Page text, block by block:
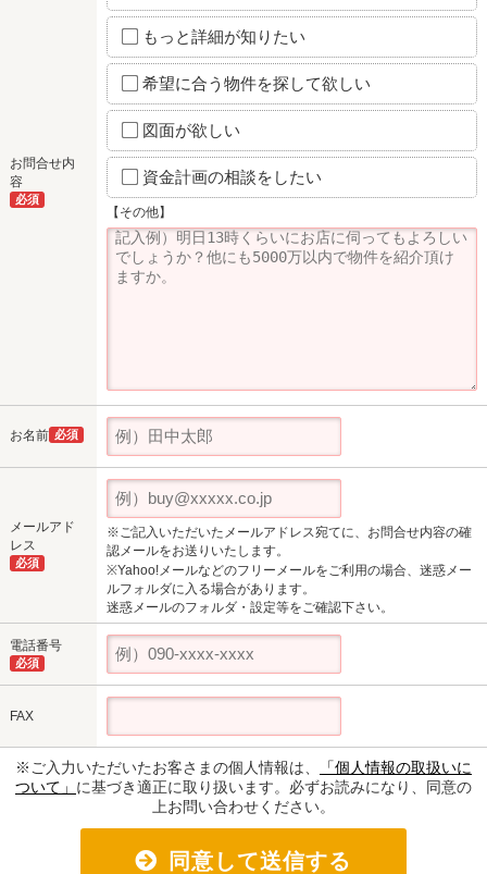
お問合せ内
容
必須
もっと詳細が知りたい
希望に合う物件を探して欲しい
図面が欲しい
資金計画の相談をしたい
【その他】
お名前 必須
メールアド
レス
必須
※ご記入いただいたメールアドレス宛てに、お問合せ内容の確
認メールをお送りいたします。
※Yahoo!メールなどのフリーメールをご利用の場合、迷惑メー
ルフォルダに入る場合があります。
迷惑メールのフォルダ・設定等をご確認下さい。
電話番号
必須
FAX
※ご入力いただいたお客さまの個人情報は、
「個人情報の取扱いに
ついて」 に基づき適正に取り扱います。必ずお読みになり、同意の
上お問い合わせください。
同意して送信する